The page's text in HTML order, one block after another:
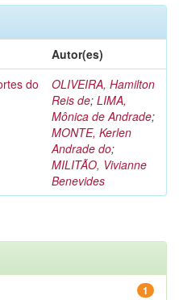
Autor(es)
do
OLIVEIRA, Hamilton
Reis de; LIMA,
Mônica de Andrade;
MONTE, Kerlen
Andrade do;
MILITÃO, Vivianne
Benevides
1